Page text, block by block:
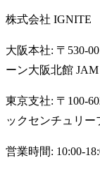
株式会社 IGNITE
大阪本社: 〒530-
ーン大阪北館
東京支社: 〒100-
ックセンチュリー
営業時間: 10:00-